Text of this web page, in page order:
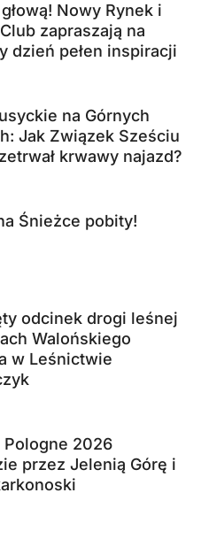
Nowy Rynek i
zapraszają na
dzień pełen inspiracji
na Górnych
Jak Związek Sześciu
krwawy najazd?
Śnieżce pobity!
odcinek drogi leśnej
Walońskiego
w Leśnictwie
Pologne 2026
przez Jelenią Górę i